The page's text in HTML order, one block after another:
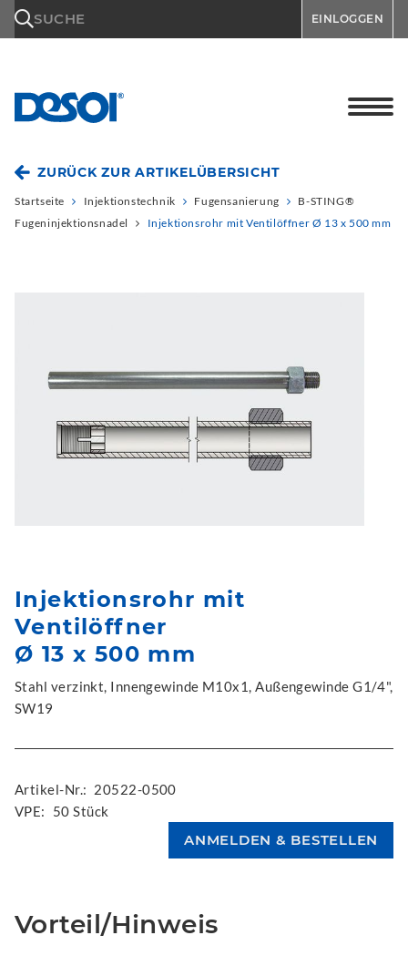
SUCHE EINLOGGEN
ZURÜCK ZUR ARTIKELÜBERSICHT
Startseite Injektionstechnik Fugensanierung
B-STING®
Fugeninjektionsnadel
Injektionsrohr mit Ventilöffner Ø 13 x 500 mm
Injektionsrohr mit
Ventilöffner
Ø 13 x 500 mm
Stahl verzinkt, Innengewinde M10x1, Außengewinde G1/4",
SW19
Artikel-Nr.: 20522-0500
VPE:
50 Stück
Vorteil/Hinweis